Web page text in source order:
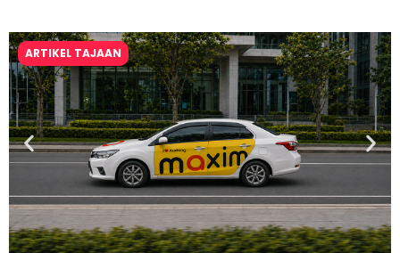
ARTIKEL TAJAAN